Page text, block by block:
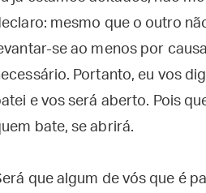
mesmo que o outro
se ao menos por
Portanto, eu vos
e vos será aberto. Pois
bate, se abrirá.
que algum de vós que é